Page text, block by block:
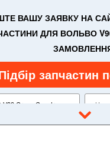
ВАШУ ЗАЯВКУ НА
ДЛЯ ВОЛЬВО
запчастин